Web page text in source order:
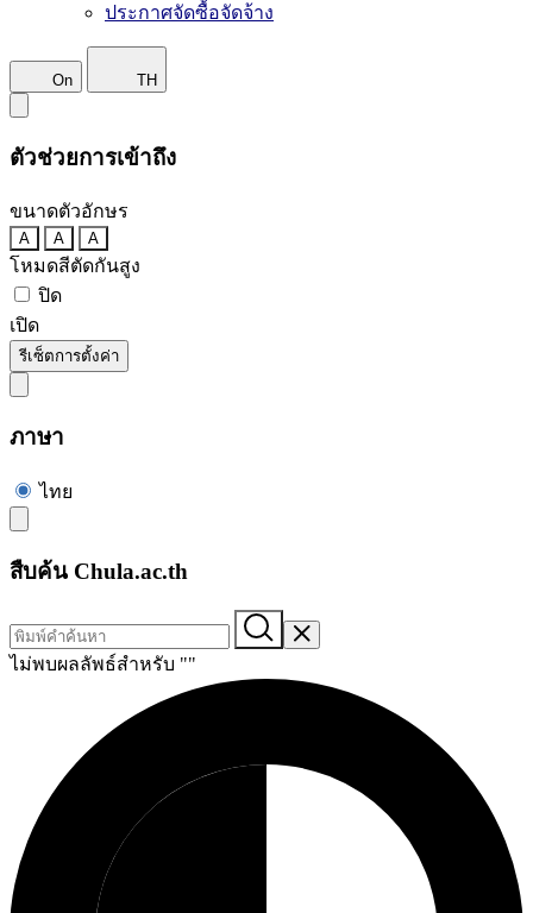
ประกาศจัดซื้อจัดจ้าง
On TH
ตัวช่วยการเข้าถึง
ขนาดตัวอักษร
A A A
โหมดสีตัดกันสูง
ปิด
เปิด
รีเซ็ตการตั้งค่า
ภาษา
ไทย
สืบค้น Chula.ac.th
ไม่พบผลลัพธ์สำหรับ ""